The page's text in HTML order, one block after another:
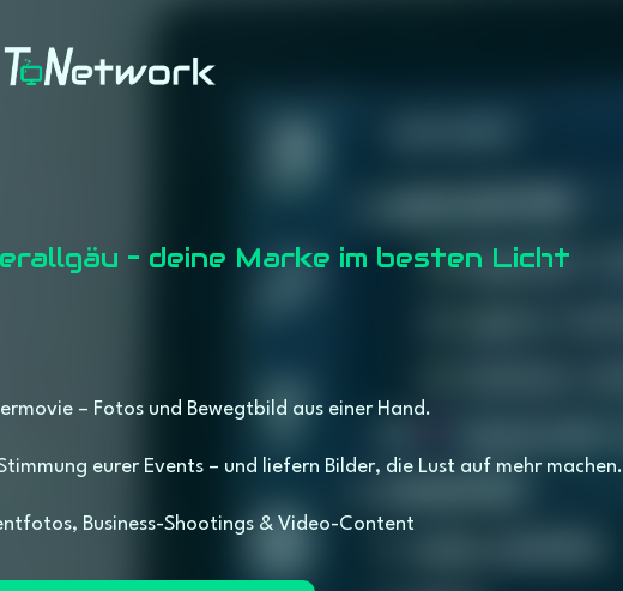
– deine Marke im besten Licht
– deine Marke im besten Licht
– Fotos und Bewegtbild aus einer Hand.
eurer Events – und liefern Bilder, die Lust auf mehr machen.
Business-Shootings & Video-Content